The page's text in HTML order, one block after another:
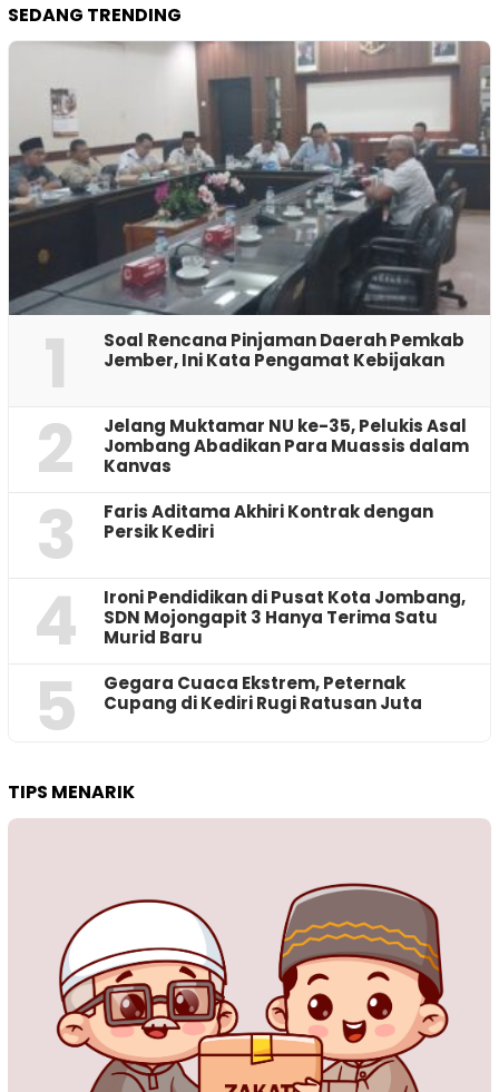
SEDANG TRENDING
1
‎Soal Rencana Pinjaman Daerah Pemkab
Jember, Ini Kata Pengamat Kebijakan ‎
2
Jelang Muktamar NU ke-35, Pelukis Asal
Jombang Abadikan Para Muassis dalam
Kanvas
3
Faris Aditama Akhiri Kontrak dengan
Persik Kediri
4
Ironi Pendidikan di Pusat Kota Jombang,
SDN Mojongapit 3 Hanya Terima Satu
Murid Baru
5
‎Gegara Cuaca Ekstrem, Peternak
Cupang di Kediri Rugi Ratusan Juta
TIPS MENARIK